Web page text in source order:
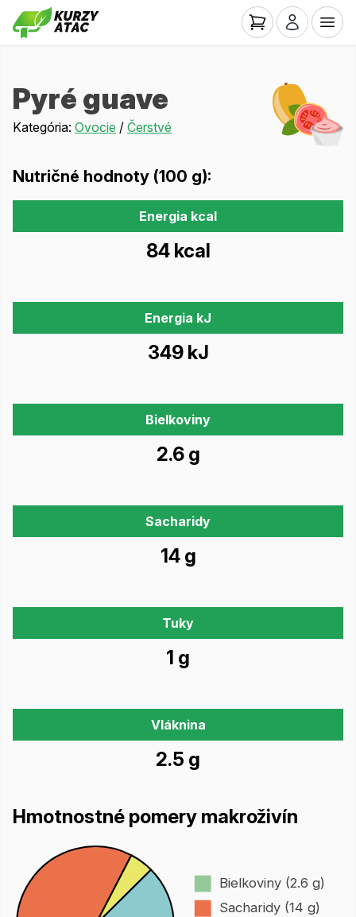
Pyré guave
Kategória: Ovocie / Čerstvé
Nutričné hodnoty (100 g):
Energia kcal
84 kcal
Energia kJ
349 kJ
Bielkoviny
2.6 g
Sacharidy
14 g
Tuky
1 g
Vláknina
2.5 g
Hmotnostné pomery makroživín
Bielkoviny (2.6 g)
Sacharidy (14 g)